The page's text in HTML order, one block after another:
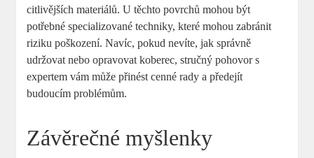
citlivějších materiálů. U těchto povrchů mohou být
potřebné specializované techniky, které mohou zabránit
riziku poškození. Navíc, pokud nevíte, jak správně
udržovat nebo opravovat koberec, stručný pohovor s
expertem vám může přinést cenné rady a předejít
budoucím problémům.
Závěrečné myšlenky